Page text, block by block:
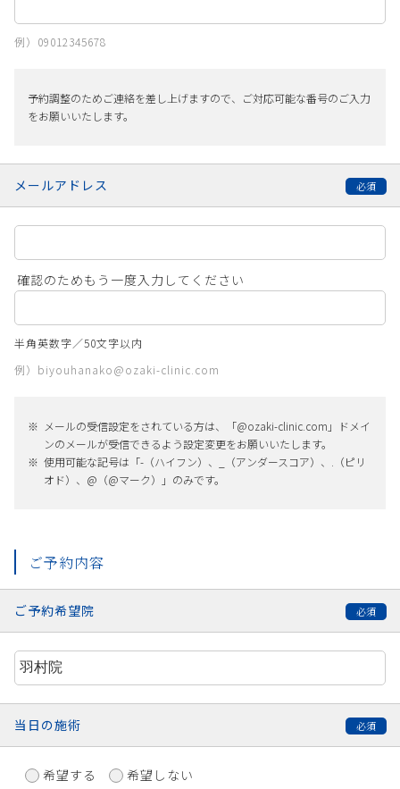
例）09012345678
予約調整のためご連絡を差し上げますので、ご対応可能な番号のご入力
をお願いいたします。
メールアドレス
確認のためもう一度入力してください
半角英数字／50文字以内
例）biyouhanako@ozaki-clinic.com
メールの受信設定をされている方は、「@ozaki-clinic.com」ドメイ
ンのメールが受信できるよう設定変更をお願いいたします。
使用可能な記号は「-（ハイフン）、_（アンダースコア）、.（ピリ
オド）、@（@マーク）」のみです。
ご予約内容
ご予約希望院
当日の施術
希望する 希望しない